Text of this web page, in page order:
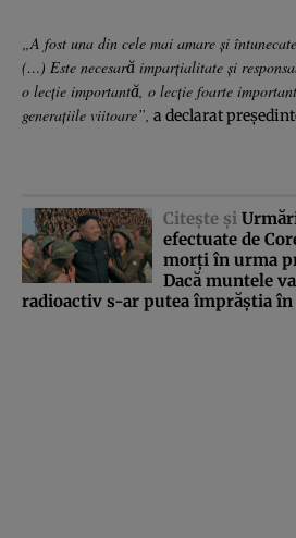
„A fost una din cele mai amare şi
(…) Este necesară imparţialitate şi
o lecţie importantă, o lecţie foarte
generaţiile viitoare”, a declarat
Citeşte şi
efectuate de
morţi în urma
Dacă muntele
radioactiv s-ar putea împrăştia în